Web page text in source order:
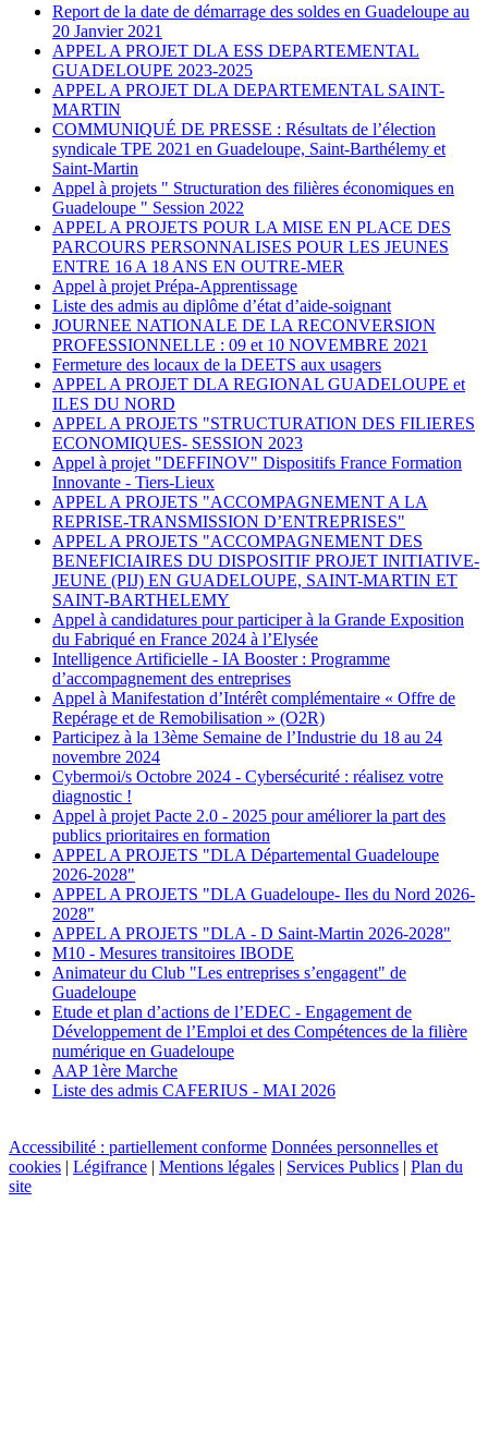
Report de la date de démarrage des soldes en Guadeloupe au
20 Janvier 2021
APPEL A PROJET DLA ESS DEPARTEMENTAL
GUADELOUPE 2023-2025
APPEL A PROJET DLA DEPARTEMENTAL SAINT-
MARTIN
COMMUNIQUÉ DE PRESSE : Résultats de l’élection
syndicale TPE 2021 en Guadeloupe, Saint-Barthélemy et
Saint-Martin
Appel à projets " Structuration des filières économiques en
Guadeloupe " Session 2022
APPEL A PROJETS POUR LA MISE EN PLACE DES
PARCOURS PERSONNALISES POUR LES JEUNES
ENTRE 16 A 18 ANS EN OUTRE-MER
Appel à projet Prépa-Apprentissage
Liste des admis au diplôme d’état d’aide-soignant
JOURNEE NATIONALE DE LA RECONVERSION
PROFESSIONNELLE : 09 et 10 NOVEMBRE 2021
Fermeture des locaux de la DEETS aux usagers
APPEL A PROJET DLA REGIONAL GUADELOUPE et
ILES DU NORD
APPEL A PROJETS "STRUCTURATION DES FILIERES
ECONOMIQUES- SESSION 2023
Appel à projet "DEFFINOV" Dispositifs France Formation
Innovante - Tiers-Lieux
APPEL A PROJETS "ACCOMPAGNEMENT A LA
REPRISE-TRANSMISSION D’ENTREPRISES"
APPEL A PROJETS "ACCOMPAGNEMENT DES
BENEFICIAIRES DU DISPOSITIF PROJET INITIATIVE-
JEUNE (PIJ) EN GUADELOUPE, SAINT-MARTIN ET
SAINT-BARTHELEMY
Appel à candidatures pour participer à la Grande Exposition
du Fabriqué en France 2024 à l’Elysée
Intelligence Artificielle - IA Booster : Programme
d’accompagnement des entreprises
Appel à Manifestation d’Intérêt complémentaire « Offre de
Repérage et de Remobilisation » (O2R)
Participez à la 13ème Semaine de l’Industrie du 18 au 24
novembre 2024
Cybermoi/s Octobre 2024 - Cybersécurité : réalisez votre
diagnostic !
Appel à projet Pacte 2.0 - 2025 pour améliorer la part des
publics prioritaires en formation
APPEL A PROJETS "DLA Départemental Guadeloupe
2026-2028"
APPEL A PROJETS "DLA Guadeloupe- Iles du Nord 2026-
2028"
APPEL A PROJETS "DLA - D Saint-Martin 2026-2028"
M10 - Mesures transitoires IBODE
Animateur du Club "Les entreprises s’engagent" de
Guadeloupe
Etude et plan d’actions de l’EDEC - Engagement de
Développement de l’Emploi et des Compétences de la filière
numérique en Guadeloupe
AAP 1ère Marche
Liste des admis CAFERIUS - MAI 2026
Accessibilité : partiellement conforme Données personnelles et
cookies | Légifrance | Mentions légales | Services Publics | Plan du
site